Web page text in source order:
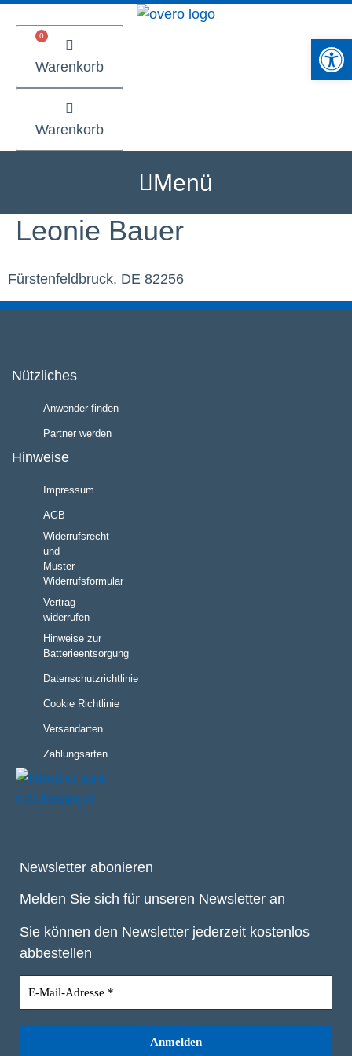
Inhalt
Warenkorb
Warenkorb
Menü
Leonie Bauer
Fürstenfeldbruck, DE 82256
Nützliches
Anwender finden
Partner werden
Hinweise
Impressum
AGB
Widerrufsrecht
und
Muster-
Widerrufsformular
Vertrag
widerrufen
Hinweise zur
Batterieentsorgung
Datenschutzrichtlinie
Cookie Richtlinie
Versandarten
Zahlungsarten
Newsletter abonieren
Melden Sie sich für unseren Newsletter an
Sie können den Newsletter jederzeit kostenlos
abbestellen